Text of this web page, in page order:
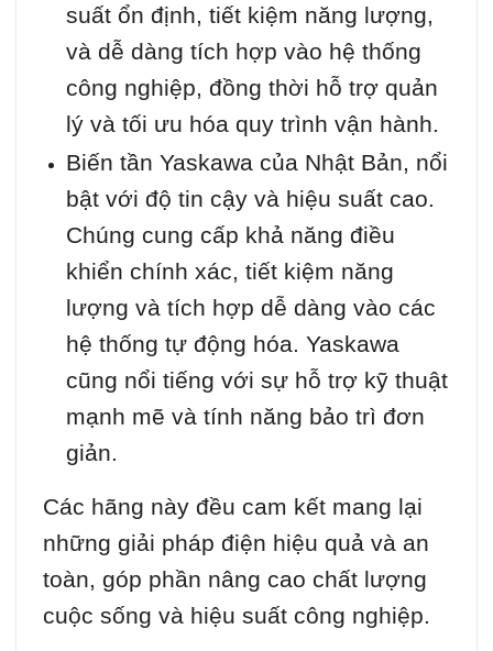
suất ổn định, tiết kiệm năng lượng,
và dễ dàng tích hợp vào hệ thống
công nghiệp, đồng thời hỗ trợ quản
lý và tối ưu hóa quy trình vận hành.
Biến tần Yaskawa của Nhật Bản, nổi
bật với độ tin cậy và hiệu suất cao.
Chúng cung cấp khả năng điều
khiển chính xác, tiết kiệm năng
lượng và tích hợp dễ dàng vào các
hệ thống tự động hóa. Yaskawa
cũng nổi tiếng với sự hỗ trợ kỹ thuật
mạnh mẽ và tính năng bảo trì đơn
giản.
Các hãng này đều cam kết mang lại
những giải pháp điện hiệu quả và an
toàn, góp phần nâng cao chất lượng
cuộc sống và hiệu suất công nghiệp.